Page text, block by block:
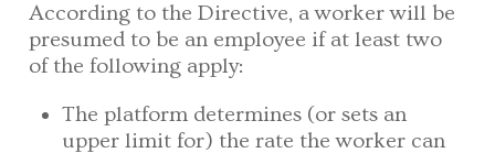
According to the Directive, a worker will be
presumed to be an employee if at least two
of the following apply:
The platform determines (or sets an
upper limit for) the rate the worker can